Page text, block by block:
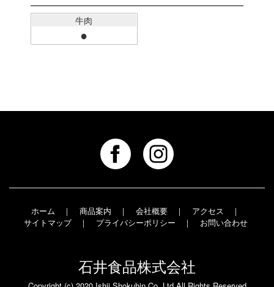
牛肉
●
ホーム ｜ 商品案内 ｜ 会社概要 ｜ アクセス ｜
サイトマップ｜ プライバシーポリシー ｜ お問い合わせ
石井食品株式会社